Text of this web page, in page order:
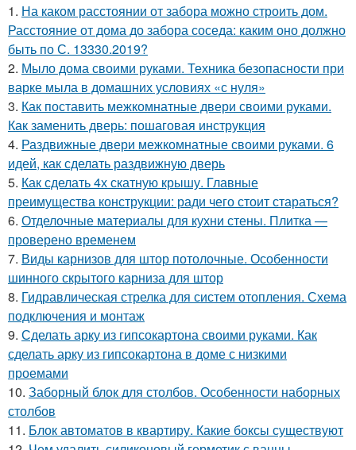
1. На каком расстоянии от забора можно строить дом.
Расстояние от дома до забора соседа: каким оно должно
быть по С. 13330.2019?
2. Мыло дома своими руками. Техника безопасности при
варке мыла в домашних условиях «с нуля»
3. Как поставить межкомнатные двери своими руками.
Как заменить дверь: пошаговая инструкция
4. Раздвижные двери межкомнатные своими руками. 6
идей, как сделать раздвижную дверь
5. Как сделать 4х скатную крышу. Главные
преимущества конструкции: ради чего стоит стараться?
6. Отделочные материалы для кухни стены. Плитка —
проверено временем
7. Виды карнизов для штор потолочные. Особенности
шинного скрытого карниза для штор
8. Гидравлическая стрелка для систем отопления. Схема
подключения и монтаж
9. Сделать арку из гипсокартона своими руками. Как
сделать арку из гипсокартона в доме с низкими
проемами
10. Заборный блок для столбов. Особенности наборных
столбов
11. Блок автоматов в квартиру. Какие боксы существуют